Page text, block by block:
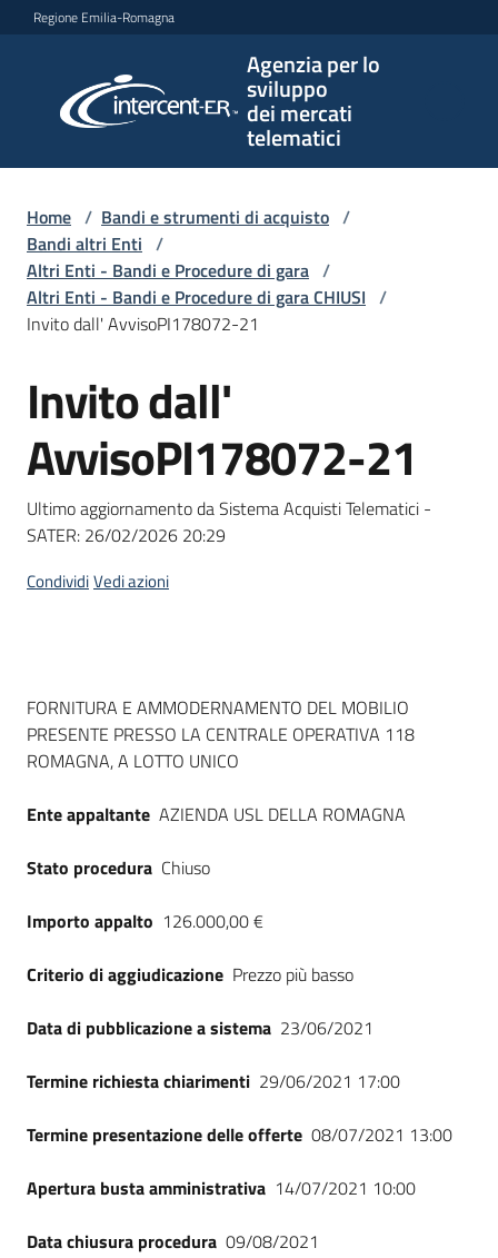
Vai al contenuto
Vai alla navigazione
Vai al footer
Regione Emilia-Romagna
Agenzia per lo
sviluppo
dei mercati
telematici
per lo
sviluppo
telematici
L'Agenzia
Bandi
strumenti
acquisto
telematiche
English
site
su
Home / Bandi e strumenti di acquisto /
Bandi altri Enti /
Altri Enti - Bandi e Procedure di gara /
Altri Enti - Bandi e Procedure di gara CHIUSI /
Invito dall' AvvisoPI178072-21
Salta al contenuto
Invito dall'
AvvisoPI178072-21
Ultimo aggiornamento da Sistema Acquisti Telematici -
SATER: 26/02/2026 20:29
CondividiVedi azioni
Dati del bando
FORNITURA E AMMODERNAMENTO DEL MOBILIO
PRESENTE PRESSO LA CENTRALE OPERATIVA 118
ROMAGNA, A LOTTO UNICO
Ente appaltante AZIENDA USL DELLA ROMAGNA
Stato procedura Chiuso
Importo appalto 126.000,00 €
Criterio di aggiudicazione Prezzo più basso
Data di pubblicazione a sistema 23/06/2021
Termine richiesta chiarimenti 29/06/2021 17:00
Termine presentazione delle offerte 08/07/2021 13:00
Apertura busta amministrativa 14/07/2021 10:00
Data chiusura procedura 09/08/2021